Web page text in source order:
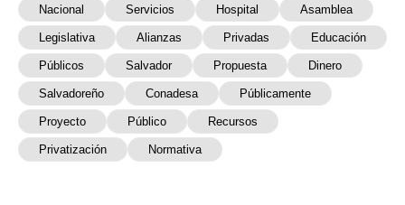
Nacional Servicios Hospital Asamblea
Legislativa Alianzas Privadas Educación
Públicos Salvador Propuesta Dinero
Salvadoreño Conadesa Públicamente
Proyecto Público Recursos
Privatización Normativa